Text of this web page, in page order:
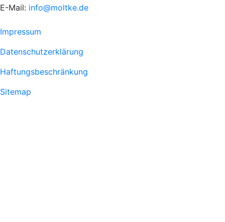
E-Mail: info@moltke.de
Menu
Fußzeile
1
Impressum
Datenschutzerklärung
Haftungsbeschränkung
Sitemap